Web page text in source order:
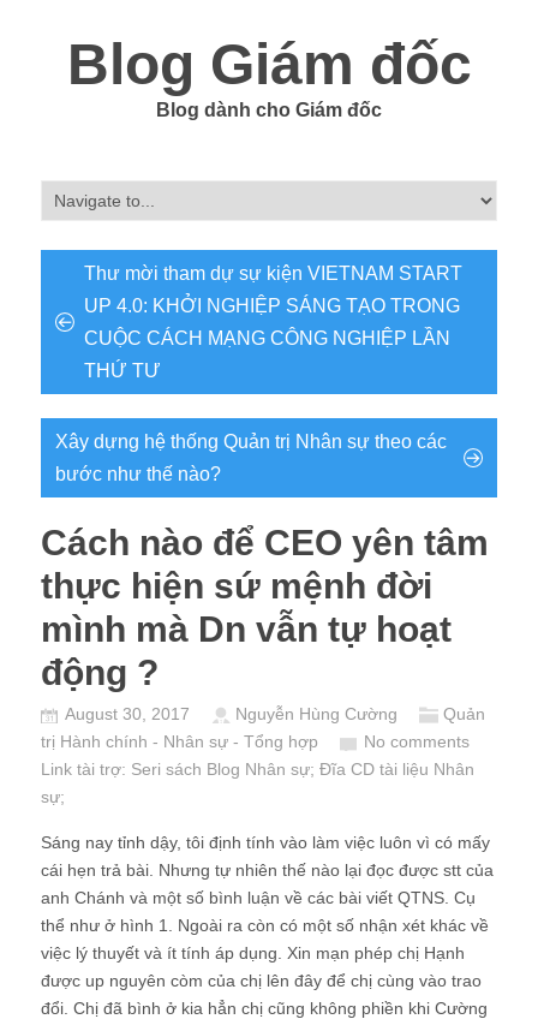
Blog Giám đốc
Blog dành cho Giám đốc
Thư mời tham dự sự kiện VIETNAM START
UP 4.0: KHỞI NGHIỆP SÁNG TẠO TRONG
CUỘC CÁCH MẠNG CÔNG NGHIỆP LẦN
THỨ TƯ
Xây dựng hệ thống Quản trị Nhân sự theo các
bước như thế nào?
Cách nào để CEO yên tâm
thực hiện sứ mệnh đời
mình mà Dn vẫn tự hoạt
động ?
August 30, 2017 Nguyễn Hùng Cường
Quản
trị Hành chính - Nhân sự - Tổng hợp
No comments
Link tài trợ: Seri sách Blog Nhân sự; Đĩa CD tài liệu Nhân
sự;
Sáng nay tỉnh dậy, tôi định tính vào làm việc luôn vì có mấy
cái hẹn trả bài. Nhưng tự nhiên thế nào lại đọc được stt của
anh Chánh và một số bình luận về các bài viết QTNS. Cụ
thể như ở hình 1. Ngoài ra còn có một số nhận xét khác về
việc lý thuyết và ít tính áp dụng. Xin mạn phép chị Hạnh
được up nguyên còm của chị lên đây để chị cùng vào trao
đổi. Chị đã bình ở kia hẳn chị cũng không phiền khi Cường